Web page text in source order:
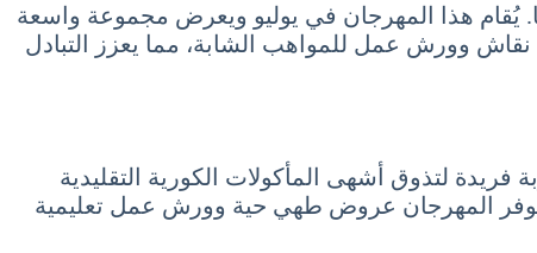
يُقام هذا المهرجان في يوليو ويعرض مجموعة واسعة
وورش عمل للمواهب الشابة، مما يعزز التبادل
لتذوق أشهى المأكولات الكورية التقليدية
يوفر المهرجان عروض طهي حية وورش عمل تعليمية